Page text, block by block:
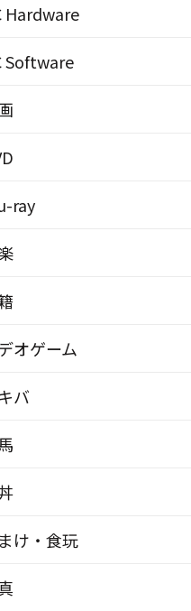
Hardware
Software
ray
オゲーム
バ
け・食玩